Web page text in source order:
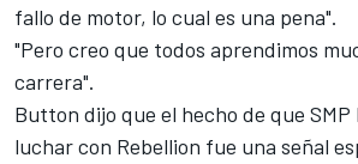
fallo de motor, lo cual es una pena".
"Pero creo que todos aprendimos
carrera".
Button dijo que el hecho de que SMP
luchar con Rebellion fue una señal